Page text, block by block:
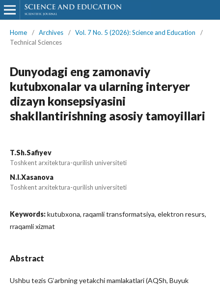
Home / Archives / Vol. 7 No. 5 (2026): Science and Education
/
Technical Sciences
Dunyodagi eng zamonaviy
kutubxonalar va ularning interyer
dizayn konsepsiyasini
shakllantirishning asosiy tamoyillari
T.Sh.Safiyev
Toshkent arxitektura-qurilish universiteti
N.I.Xasanova
Toshkent arxitektura-qurilish universiteti
Keywords:kutubxona, raqamli transformatsiya, elektron resurs,
rraqamli xizmat
Abstract
Ushbu tezis G‘arbning yetakchi mamlakatlari (AQSh, Buyuk